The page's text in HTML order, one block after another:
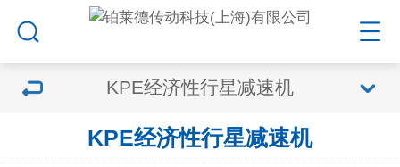
KPE经济性行星减速机
KPE经济性行星减速机